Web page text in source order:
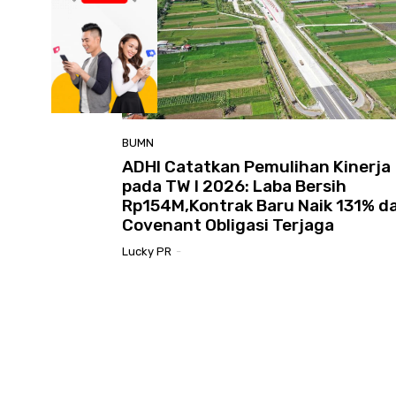
BUMN
ADHI Catatkan Pemulihan Kinerja
pada TW I 2026: Laba Bersih
Rp154M,Kontrak Baru Naik 131%
Covenant Obligasi Terjaga
Lucky PR -